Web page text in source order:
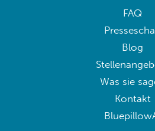
FAQ
Blog
Was sie
Kontakt